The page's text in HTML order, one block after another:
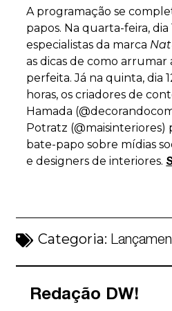
A programação se
papos. Na quarta-feira, dia
especialistas da marca
as dicas de como arrumar
perfeita. Já na quinta, dia
horas, os criadores de
Hamada
Potratz (@maisinteriores)
bate-papo sobre mídias
e designers de interiores.
Categoria:
Redação DW!